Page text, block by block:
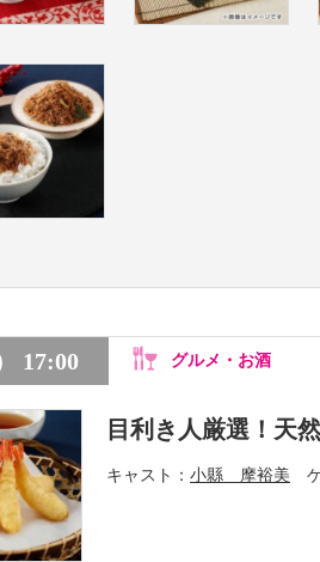
17:00 グルメ・お酒
目利き人厳選！天
キャスト 小縣 摩裕美